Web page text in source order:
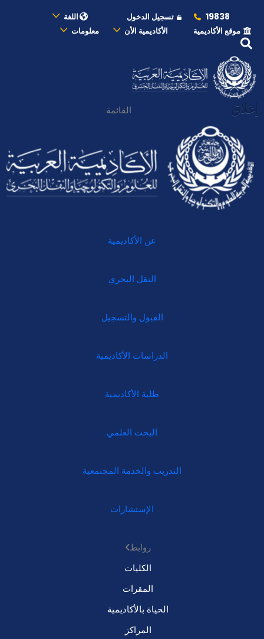
19838 تسجيل الدخول
اللغة
موقع الأكاديمية
الأكاديمية الأن معلومات
إغلاق القائمة
عن الأكاديمية
النقل البحري
القبول والتسجيل
الدراسات الأكاديمية
طلبة الأكاديمية
البحث العلمي
التدريب والخدمة المجتمعية
الإستشارات
روابط
الكليات
المقرات
الحياة بالأكاديمية
المراكز